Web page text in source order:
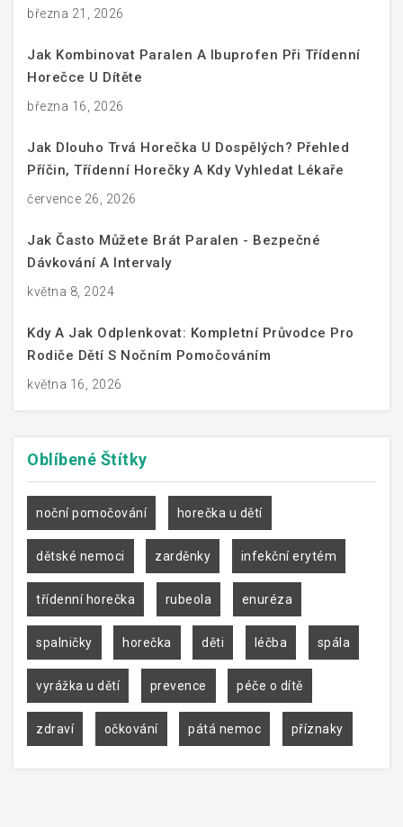
března 21, 2026
Jak Kombinovat Paralen A Ibuprofen Při Třídenní
Horečce U Dítěte
března 16, 2026
Jak Dlouho Trvá Horečka U Dospělých? Přehled
Příčin, Třídenní Horečky A Kdy Vyhledat Lékaře
července 26, 2026
Jak Často Můžete Brát Paralen - Bezpečné
Dávkování A Intervaly
května 8, 2024
Kdy A Jak Odplenkovat: Kompletní Průvodce Pro
Rodiče Dětí S Nočním Pomočováním
května 16, 2026
Oblíbené Štítky
noční pomočování horečka u dětí
dětské nemoci zarděnky infekční erytém
třídenní horečka rubeola enuréza
spalničky horečka děti léčba spála
vyrážka u dětí prevence péče o dítě
zdraví očkování pátá nemoc příznaky